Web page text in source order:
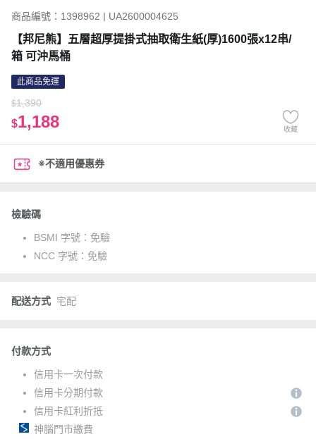
商品編號：1398962 | UA2600004625
【邦尼熊】五層超厚提掛式抽取衛生紙(厚)1600張x12串/
箱 可沖馬桶
此商品免運
$1,390
$1,188 收藏
※不適用優惠券
檢驗碼
BSMI 字號： 免驗
NCC 字號： 免驗
配送方式 宅配
付款方式
信用卡一次付款
信用卡分期付款
信用卡紅利折抵
神腦門市繳費